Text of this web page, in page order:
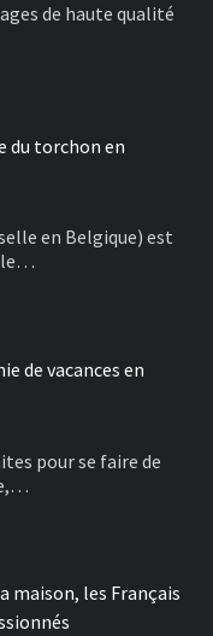
de haute qualité
du torchon en
en Belgique) est
le…
de vacances en
pour se faire de
maison, les Français